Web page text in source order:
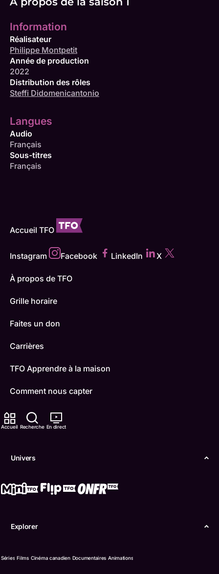
Accueil Recherche En direct
Univers
Explorer
Séries Films Cinéma canadien Documentaires Animations
Information
Réalisateur
Philippe Montpetit
Année de production
2022
Distribution des rôles
Steffi Didomenicantonio
Langues
Audio
Français
Sous-titres
Français
Accueil TFO
Instagram Facebook LinkedIn X
À propos de TFO
Grille horaire
Faites un don
Carrières
TFO Apprendre à la maison
Comment nous capter
Contactez-nous
IDÉLLO
Boukili
Accessibilité